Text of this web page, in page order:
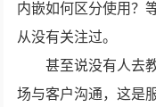
内嵌如何区分使用？
从没有关注过。
甚至说没有人去
场与客户沟通，这是